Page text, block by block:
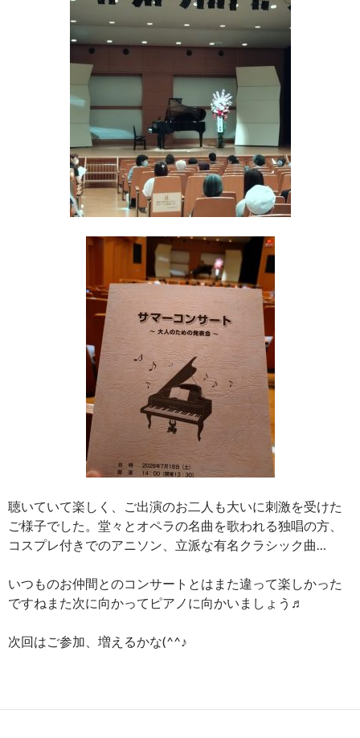
聴いていて楽しく、ご出演のお二人も大いに刺激を受けた
ご様子でした。堂々とオペラの名曲を歌われる独唱の方、
コスプレ付きでのアニソン、立派な有名クラシック曲…
いつものお仲間とのコンサートとはまた違って楽しかった
ですねまた次に向かってピアノに向かいましょう♬
次回はご参加、増えるかな(^^♪